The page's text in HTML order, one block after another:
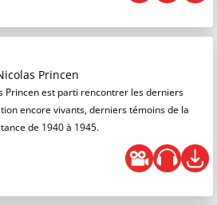
Princen
Princen est parti rencontrer les derniers
encore vivants, derniers témoins de la
de 1940 à 1945.